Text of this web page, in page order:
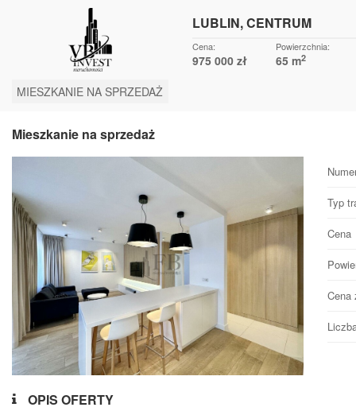
MIESZKANIE NA SPRZEDAŻ
LUBLIN, CENTRUM
Cena:
975 000 zł
Powierzchnia:
65 m2
Mieszkanie na sprzedaż
Typ
Cena
Cena
OPIS OFERTY